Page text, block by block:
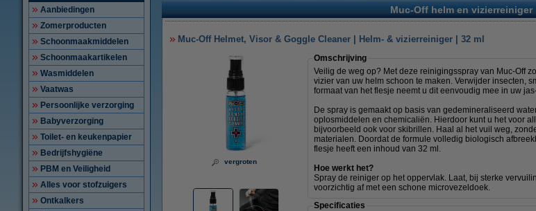
Aanbiedingen
Zomerproducten
Schoonmaakmiddelen
Schoonmaakartikelen
Wasmiddelen
Vaatwas
Persoonlijke verzorging
Babyverzorging
Toilet- en keukenpapier
Bedrijfshygiëne
PBM en Veiligheid
Alles voor stofzuigers
Ontkalkers
Muc-Off helm en vizierreiniger
Muc-Off Helmet, Visor & Goggle Cleaner | Helm- & vizierreiniger | 32 ml
vergroten
Omschrijving
Veilig de weg op? Met deze reinigingsspray van Muc-Off
vizier van uw helm schoon te maken. Verwijder insecten,
formaat van het flesje neemt u dit eenvoudig mee in uw
De spray is gemaakt op basis van gedemineraliseerd
oplosmiddelen en chemicaliën. Hierdoor kunt u het voor
bijvoorbeeld ook voor skibrillen. Haal al het vuil weg,
materialen. Doordat de formule volledig biologisch
flesje heeft een inhoud van 32 ml.
Hoe werkt het?
Spray de reiniger op het oppervlak. Laat, bij sterke
voorzichtig af met een schone microvezeldoek.
Specificaties